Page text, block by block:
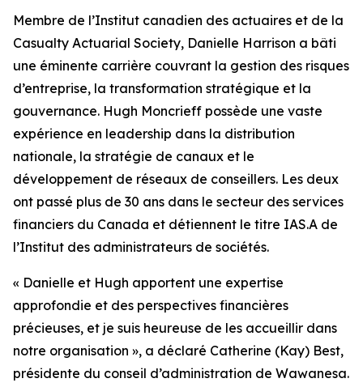
Membre de l’Institut canadien des actuaires et de la
Casualty Actuarial Society, Danielle Harrison a bâti
une éminente carrière couvrant la gestion des risques
d’entreprise, la transformation stratégique et la
gouvernance. Hugh Moncrieff possède une vaste
expérience en leadership dans la distribution
nationale, la stratégie de canaux et le
développement de réseaux de conseillers. Les deux
ont passé plus de 30 ans dans le secteur des services
financiers du Canada et détiennent le titre IAS.A de
l’Institut des administrateurs de sociétés.
« Danielle et Hugh apportent une expertise
approfondie et des perspectives financières
précieuses, et je suis heureuse de les accueillir dans
notre organisation », a déclaré Catherine (Kay) Best,
présidente du conseil d’administration de Wawanesa.